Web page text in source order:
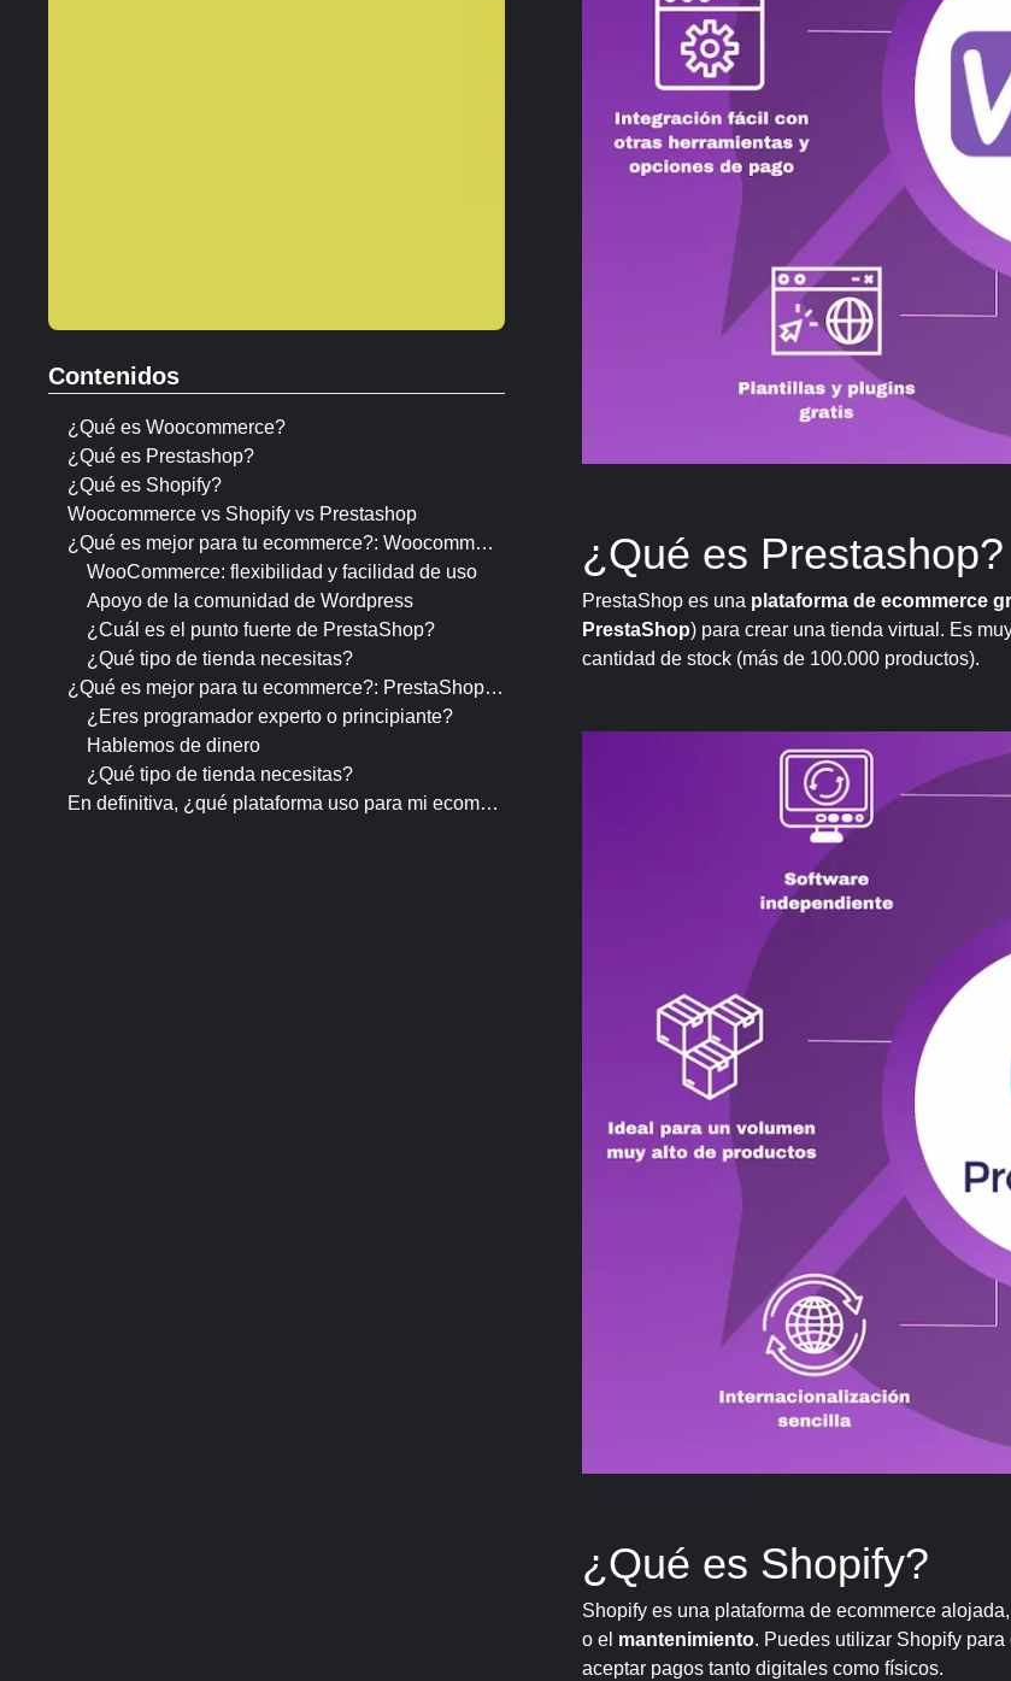
Contenidos
¿Qué es Woocommerce?
¿Qué es Prestashop?
¿Qué es Shopify?
Woocommerce vs Shopify vs Prestashop
¿Qué es mejor para tu ecommerce?: Woocommerce vs PrestaShop
WooCommerce: flexibilidad y facilidad de uso
Apoyo de la comunidad de Wordpress
¿Cuál es el punto fuerte de PrestaShop?
¿Qué tipo de tienda necesitas?
¿Qué es mejor para tu ecommerce?: PrestaShop vs Shopify
¿Eres programador experto o principiante?
Hablemos de dinero
¿Qué tipo de tienda necesitas?
En definitiva, ¿qué plataforma uso para mi ecommerce?
¿Qué es Prestashop?
PrestaShop es una plataforma de ecommerce
PrestaShop) para crear una tienda virtual. Es
cantidad de stock (más de 100.000 productos).
¿Qué es Shopify?
Shopify es una plataforma de ecommerce
o el mantenimiento. Puedes utilizar Shopify
aceptar pagos tanto digitales como físicos.